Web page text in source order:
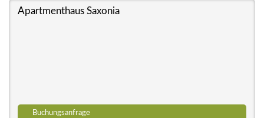
Apartmenthaus Saxonia
Buchungsanfrage